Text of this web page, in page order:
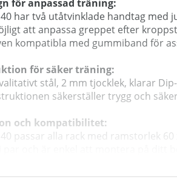
för anpassad träning:
har två utåtvinklade handtag med
att anpassa greppet efter
kompatibla med gummiband för
för säker träning:
stål, 2 mm tjocklek, klarar
säkerställer trygg och
och kompatibilitet:
passar alla rack med ramstorlek
40, HalfRack 40 och alla rack